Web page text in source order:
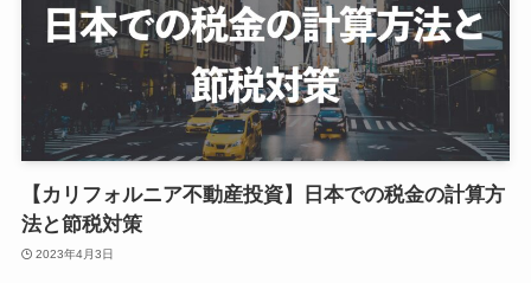
【カリフォルニア不動産投資】日本での税金の計算方
法と節税対策
2023年4月3日